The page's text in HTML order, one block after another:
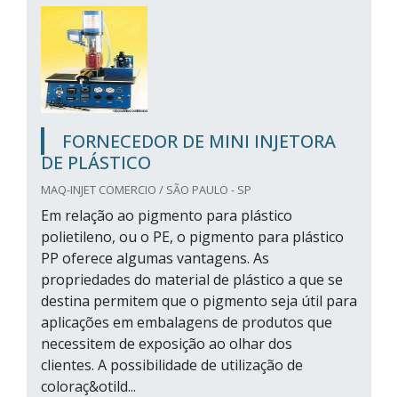
FORNECEDOR DE MINI INJETORA
DE PLÁSTICO
MAQ-INJET COMERCIO / SÃO PAULO - SP
Em relação ao pigmento para plástico
polietileno, ou o PE, o pigmento para plástico
PP oferece algumas vantagens. As
propriedades do material de plástico a que se
destina permitem que o pigmento seja útil para
aplicações em embalagens de produtos que
necessitem de exposição ao olhar dos
clientes. A possibilidade de utilização de
coloraç&otild...